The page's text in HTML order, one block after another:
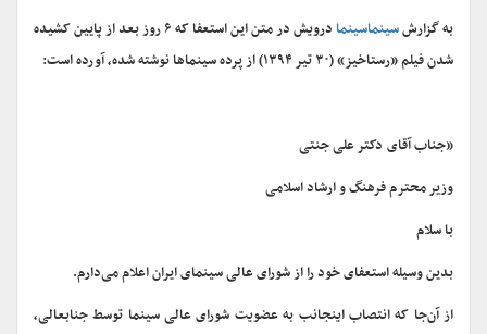
به گزارشسینماسینما
درویش در متن این استعفا که ۶ روز بعد از پایین کشیده
شدن فیلم «رستاخیز» (۳۰ تیر ۱۳۹۴) از پرده سینماها نوشته شده، آورده است:
«جناب آقای دکتر علی جنتی
وزیر محترم فرهنگ و ارشاد اسلامی
با سلام
بدین ‌وسیله استعفای خود را از شورای عالی سینمای ایران اعلام می‌دارم.
از آن‌جا که انتصاب اینجانب به عضویت شورای عالی سینما توسط جنابعالی،